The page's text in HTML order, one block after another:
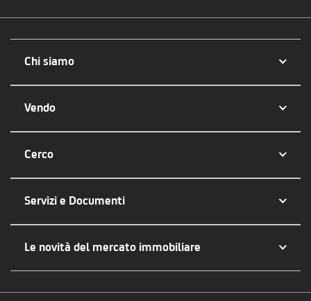
Chi siamo
Vendo
Cerco
Servizi e Documenti
Le novità del mercato immobiliare